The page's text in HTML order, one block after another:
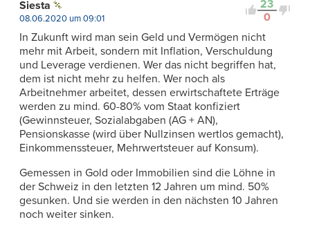
23
0
Siesta
08.06.2020 um 09:01
In Zukunft wird man sein Geld und Vermögen nicht
mehr mit Arbeit, sondern mit Inflation, Verschuldung
und Leverage verdienen. Wer das nicht begriffen hat,
dem ist nicht mehr zu helfen. Wer noch als
Arbeitnehmer arbeitet, dessen erwirtschaftete Erträge
werden zu mind. 60-80% vom Staat konfiziert
(Gewinnsteuer, Sozialabgaben (AG + AN),
Pensionskasse (wird über Nullzinsen wertlos gemacht),
Einkommenssteuer, Mehrwertsteuer auf Konsum).
Gemessen in Gold oder Immobilien sind die Löhne in
der Schweiz in den letzten 12 Jahren um mind. 50%
gesunken. Und sie werden in den nächsten 10 Jahren
noch weiter sinken.